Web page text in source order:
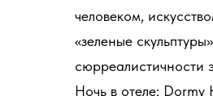
человеком,
«зеленые
сюрреалистичности
Ночь в отеле: Dormy